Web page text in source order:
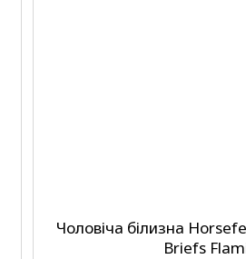
Чоловіча білизна
Briefs